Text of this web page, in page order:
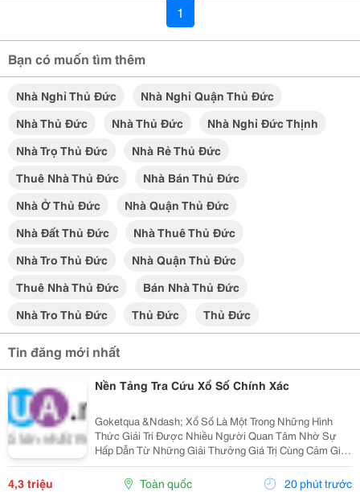
1
Bạn có muốn tìm thêm
Nhà Nghỉ Thủ Đức
Nhà Nghỉ Quận Thủ Đức
Nhà Thủ Đức
Nhà Thủ Đức
Nhà Nghỉ Đức Thịnh
Nhà Trọ Thủ Đức
Nhà Rẻ Thủ Đức
Thuê Nhà Thủ Đức
Nhà Bán Thủ Đức
Nhà Ở Thủ Đức
Nhà Quận Thủ Đức
Nhà Đất Thủ Đức
Nhà Thuê Thủ Đức
Nhà Tro Thủ Đức
Nhà Quận Thủ Đức
Thuê Nhà Thủ Đức
Bán Nhà Thủ Đức
Nhà Tro Thủ Đức
Thủ Đức Thủ Đức
Tin đăng mới nhất
Nền Tảng Tra Cứu Xổ Số Chính Xác
Goketqua &Ndash; Xổ Số Là Một Trong Những Hình
Thức Giải Trí Được Nhiều Người Quan Tâm Nhờ Sự
Hấp Dẫn Từ Những Giải Thưởng Giá Trị Cùng Cảm Giác
Hồi Hộp Khi Chờ Đợi Kết Quả Quay Thưởng. Tuy Nhiên,
Việc Cập Nhật Thông Tin Nhanh Chóng Và Chính Xác...
4,3 triệu Toàn quốc 20 phút trước